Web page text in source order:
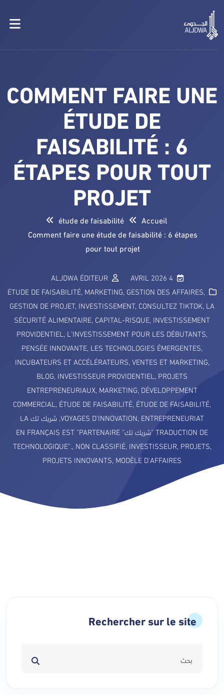
COMMENT FAIRE UNE
ÉTUDE DE
FAISABILITÉ : 6
ÉTAPES POUR TOUT
PROJET
Accueil
étude de faisabilité
Comment faire une étude de faisabilité : 6 étapes
pour tout projet
4 AVRIL 2026
ALJDWA ÉDITEUR
ÉTUDE DE FAISABILITÉ, MARKETING, GESTION DES AFFAIRES,
GESTION DE PROJET, INVESTISSEMENT, CONSULTEZ TIKTOK, LA
SÉCURITÉ ALIMENTAIRE, CAPITAL-RISQUE, INVESTISSEMENT
PROVIDENTIEL , L'INVESTISSEMENT POUR LES DÉBUTANTS,
PENSÉE INNOVANTE, LES TECHNOLOGIES ÉMERGENTES,
INCUBATEURS ET ACCÉLÉRATEURS, VENTES ET MARKETING,
BLOG, INVESTISSEUR PROVIDENTIEL , PROJETS
ENTREPRENEURIAUX, MARKETING, DÉVELOPPEMENT
COMMERCIAL , ÉTUDE DE FAISABILITÉ, ÉTUDE DE FAISABILITÉ,
VOYAGES D'INNOVATION, ENTREPRENEURIAT
,
شريك تك LA
TRADUCTION DE "شريك تك" EN FRANÇAIS EST "PARTENAIRE
TECHNOLOGIQUE"., NON CLASSIFIÉ, INVESTISSEUR, PROJETS,
PROJETS INNOVANTS, MODÈLE D'AFFAIRES
Rechercher sur le site